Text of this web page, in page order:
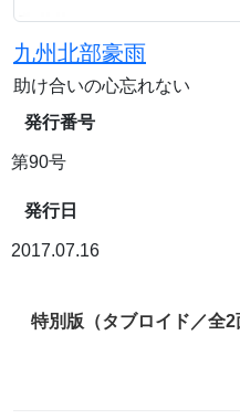
九州北部豪雨
助け合いの心忘れない
発行番号
第90号
発行日
2017.07.16
特別版（タブロイド／全2